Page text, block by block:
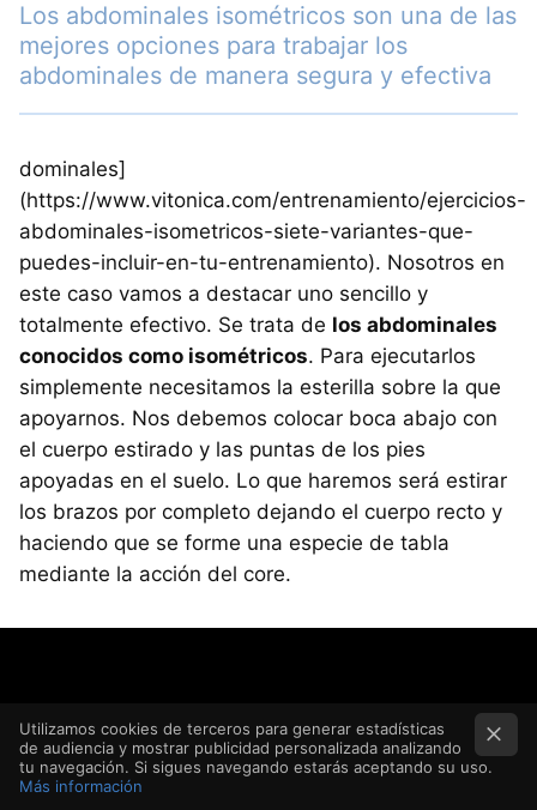
Los abdominales isométricos son una de las
mejores opciones para trabajar los
abdominales de manera segura y efectiva
dominales]
(https://www.vitonica.com/entrenamiento/ejercicios-
abdominales-isometricos-siete-variantes-que-
puedes-incluir-en-tu-entrenamiento). Nosotros en
este caso vamos a destacar uno sencillo y
totalmente efectivo. Se trata de los abdominales
conocidos como isométricos. Para ejecutarlos
simplemente necesitamos la esterilla sobre la que
apoyarnos. Nos debemos colocar boca abajo con
el cuerpo estirado y las puntas de los pies
apoyadas en el suelo. Lo que haremos será estirar
los brazos por completo dejando el cuerpo recto y
haciendo que se forme una especie de tabla
mediante la acción del core.
Utilizamos cookies de terceros para generar estadísticas
de audiencia y mostrar publicidad personalizada analizando
tu navegación. Si sigues navegando estarás aceptando su uso.
Más información